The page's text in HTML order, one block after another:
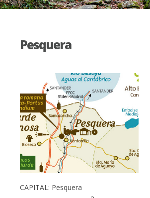
Pesquera
CAPITAL: Pesquera